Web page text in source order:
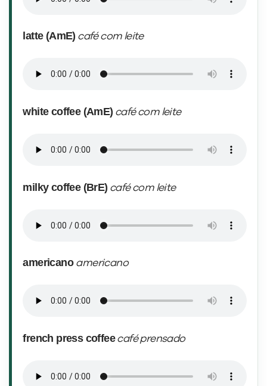
latte (AmE) café com leite
white coffee (AmE) café com leite
milky coffee (BrE) café com leite
americano americano
french press coffee café prensado